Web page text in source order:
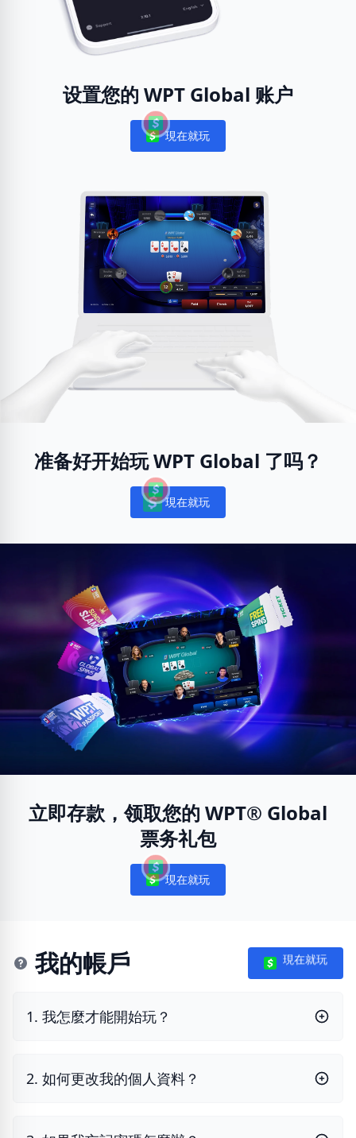
设置您的 WPT Global 账户
Notifications
現在就玩
准备好开始玩 WPT Global 了吗？
Notifications
現在就玩
立即存款，领取您的 WPT® Global
票务礼包
Notifications
現在就玩
我的帳戶 現在就玩
1. 我怎麼才能開始玩？
2. 如何更改我的個人資料？